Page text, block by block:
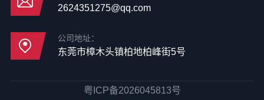
2624351275@qq.com
公司地址：
东莞市樟木头镇柏地柏峰街5号
粤ICP备2026045813号